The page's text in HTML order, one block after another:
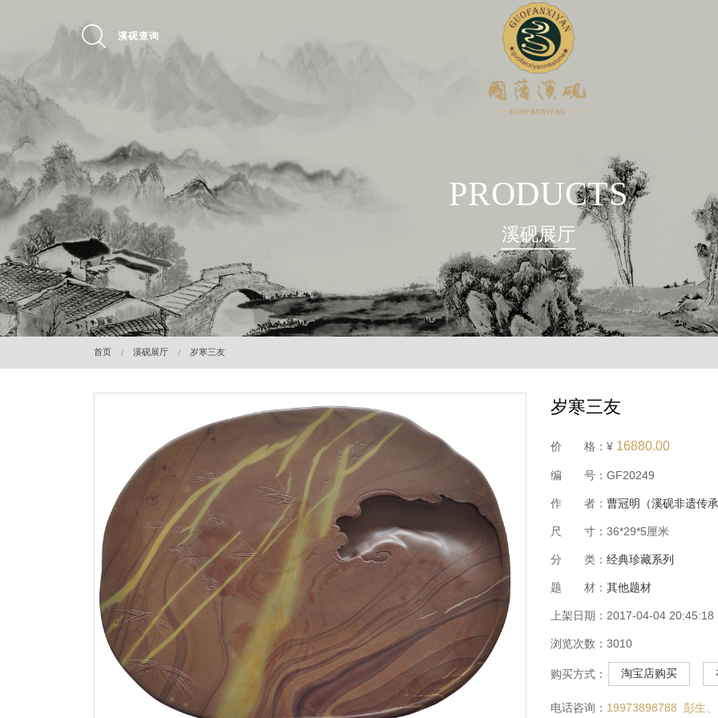
溪砚查询
PRODUCTS
溪砚展厅
首页 溪砚展厅 岁寒三友
岁寒三友
价 格：¥ 16880.00
编 号：GF20249
作 者： 曹冠明（溪砚非遗传
尺 寸：36*29*5厘米
分 类： 经典珍藏系列
题 材： 其他题材
上架日期：2017-04-04 20:45:18
浏览次数：3010
购买方式： 淘宝店购买
电话咨询： 19973898788 彭生、